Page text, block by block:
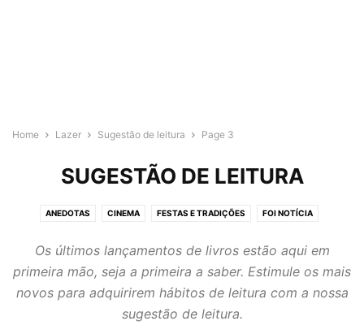
Home Lazer Sugestão de leitura Page 3
SUGESTÃO DE LEITURA
ANEDOTAS CINEMA FESTAS E TRADIÇÕES FOI NOTÍCIA
VIAGENS E ESCAPADELAS VIDEOS A NÃO PERDER
Os últimos lançamentos de livros estão aqui em
primeira mão, seja a primeira a saber. Estimule os mais
novos para adquirirem hábitos de leitura com a nossa
sugestão de leitura.